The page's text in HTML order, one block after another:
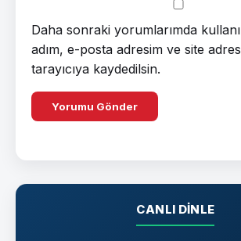
Daha sonraki yorumlarımda
adım, e-posta adresim ve site
tarayıcıya kaydedilsin.
CANLI DINLE